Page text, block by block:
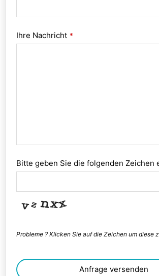
Ihre Nachricht *
Bitte geben Sie die folgenden Zeichen
Probleme ? Klicken Sie auf die Zeichen um diese
Anfrage versenden